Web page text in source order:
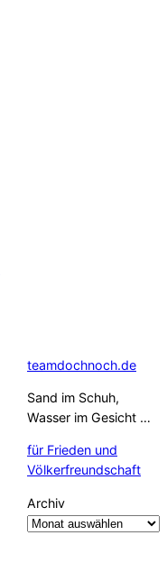
teamdochnoch.de
Sand im Schuh,
Wasser im Gesicht …
für Frieden und
Völkerfreundschaft
Archiv